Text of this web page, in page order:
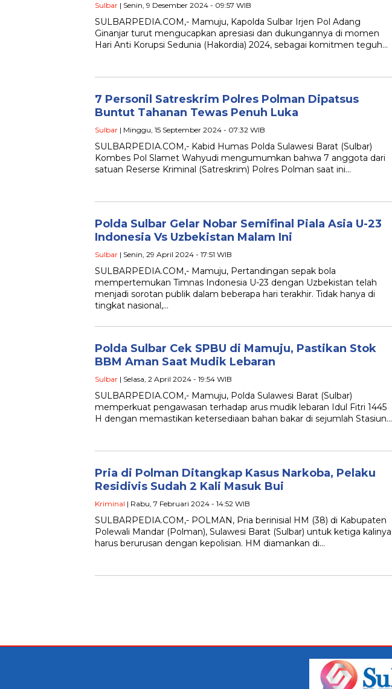
Sulbar | Senin, 9 Desember 2024 - 09:57 WIB
SULBARPEDIA.COM,- Mamuju, Kapolda Sulbar Irjen Pol Adang
Ginanjar turut mengucapkan apresiasi dan dukungannya di momen
Hari Anti Korupsi Sedunia (Hakordia) 2024, sebagai komitmen teguh…
7 Personil Satreskrim Polres Polman Dipatsus
Buntut Tahanan Tewas Penuh Luka
Sulbar | Minggu, 15 September 2024 - 07:32 WIB
SULBARPEDIA.COM,- Kabid Humas Polda Sulawesi Barat (Sulbar)
Kombes Pol Slamet Wahyudi mengumumkan bahwa 7 anggota dari
satuan Reserse Kriminal (Satreskrim) Polres Polman saat ini…
Polda Sulbar Gelar Nobar Semifinal Piala Asia U-23
Indonesia Vs Uzbekistan Malam Ini
Sulbar | Senin, 29 April 2024 - 17:51 WIB
SULBARPEDIA.COM,- Mamuju, Pertandingan sepak bola
mempertemukan Timnas Indonesia U-23 dengan Uzbekistan telah
menjadi sorotan publik dalam beberapa hari terakhir. Tidak hanya di
tingkat nasional,…
Polda Sulbar Cek SPBU di Mamuju, Pastikan Stok
BBM Aman Saat Mudik Lebaran
Sulbar | Selasa, 2 April 2024 - 19:54 WIB
SULBARPEDIA.COM,- Mamuju, Polda Sulawesi Barat (Sulbar)
memperkuat pengawasan terhadap arus mudik lebaran Idul Fitri 1445
H dengan memastikan ketersediaan bahan bakar di sejumlah Stasiun…
Pria di Polman Ditangkap Kasus Narkoba, Pelaku
Residivis Sudah 2 Kali Masuk Bui
Kriminal | Rabu, 7 Februari 2024 - 14:52 WIB
SULBARPEDIA.COM,- POLMAN, Pria berinisial HM (38) di Kabupaten
Polewali Mandar (Polman), Sulawesi Barat (Sulbar) untuk ketiga kalinya
harus berurusan dengan kepolisian. HM diamankan di…